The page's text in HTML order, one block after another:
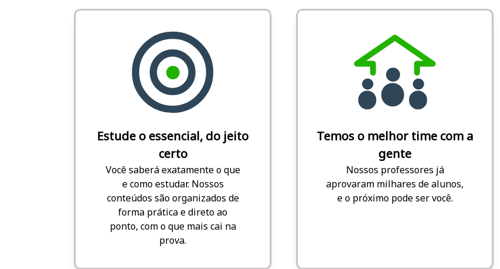
Estude o essencial, do jeito
certo
Você saberá exatamente o que
e como estudar. Nossos
conteúdos são organizados de
forma prática e direto ao
ponto, com o que mais cai na
prova.
Temos o melhor time com a
gente
Nossos professores já
aprovaram milhares de alunos,
e o próximo pode ser você.